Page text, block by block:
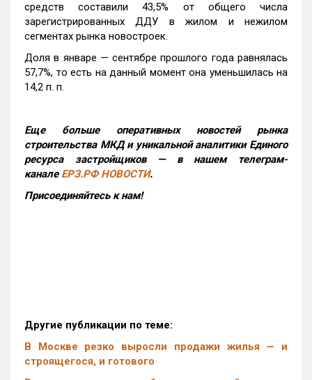
средств составили 43,5% от общего числа
зарегистрированных ДДУ в жилом и нежилом
сегментах рынка новостроек.
Доля в январе — сентябре прошлого года равнялась
57,7%, то есть на данный момент она уменьшилась на
14,2 п. п.
Еще больше оперативных новостей рынка
строительства МКД и уникальной аналитики Единого
ресурса застройщиков — в нашем телеграм-
канале ЕРЗ.РФ НОВОСТИ.
Присоединяйтесь к нам!
Другие публикации по теме:
В Москве резко выросли продажи жилья — и
строящегося, и готового